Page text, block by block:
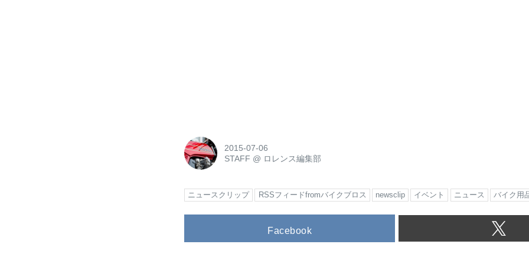
2015-07-06
STAFF @ ロレンス編集部
ニュースクリップ RSSフィードfromバイクブロス newsclip イベント ニュース バイク用
Facebook